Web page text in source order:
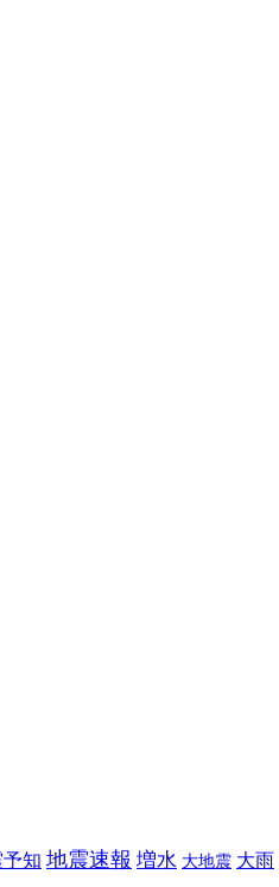
知 地震速報 増水 大地震 大雨